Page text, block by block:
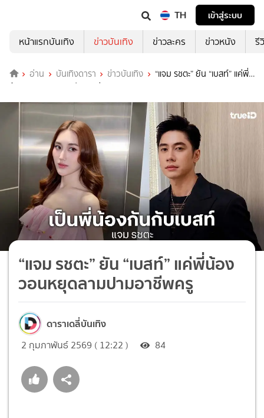
TH
เข้าสู่ระบบ
หน้าแรกบันเทิง
ข่าวบันเทิง ข่าวละคร ข่าวหนัง รี
อ่าน บันเทิงดารา ข่าวบันเทิง
“แจม รชตะ” ยัน “เบสท์” แค่พี่
น้อง วอนหยุดลามปามอาชีพครู
“แจม รชตะ” ยัน “เบสท์” แค่พี่น้อง
วอนหยุดลามปามอาชีพครู
ดาราเดลี่บันเทิง
2 กุมภาพันธ์ 2569 ( 12:22 ) 84